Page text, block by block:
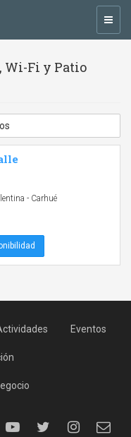
Wi-Fi y Patio
- Carhué
Eventos